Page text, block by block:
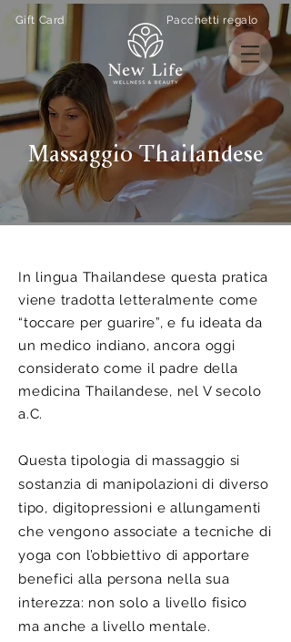
Gift Card Pacchetti regalo
Massaggio Thailandese
In lingua Thailandese questa pratica
viene tradotta letteralmente come
“toccare per guarire”, e fu ideata da
un medico indiano, ancora oggi
considerato come il padre della
medicina Thailandese, nel V secolo
a.C.
Questa tipologia di massaggio si
sostanzia di manipolazioni di diverso
tipo, digitopressioni e allungamenti
che vengono associate a tecniche di
yoga con l’obbiettivo di apportare
benefici alla persona nella sua
interezza: non solo a livello fisico
ma anche a livello mentale.